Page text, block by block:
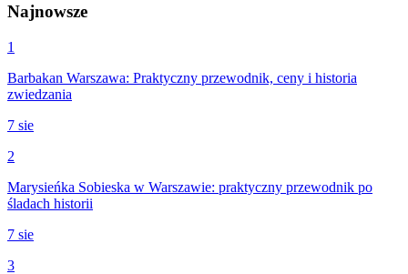
Najnowsze
1
Barbakan Warszawa: Praktyczny przewodnik, ceny i historia
zwiedzania
7 sie
2
Marysieńka Sobieska w Warszawie: praktyczny przewodnik po
śladach historii
7 sie
3